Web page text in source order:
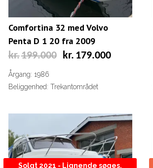
Comfortina 32 med Volvo
Penta D 1 20 fra 2009
kr.199.000
Den
oprindelige
kr. 179.000
Årgang: 1986
Beliggenhed: Trekantområdet
Solgt 2021 - Lignende søges.